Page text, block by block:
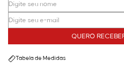
QUERO
Tabela de Medidas